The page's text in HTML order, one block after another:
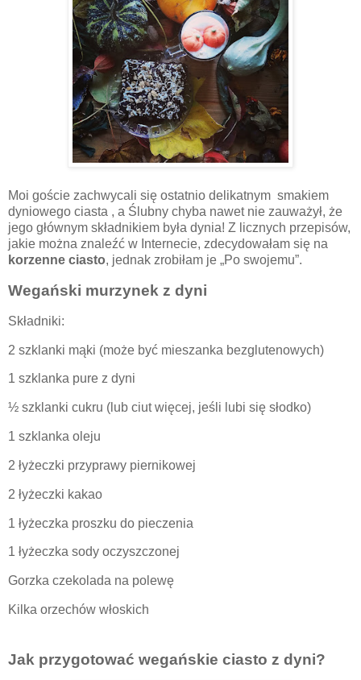
Moi goście zachwycali się ostatnio delikatnym smakiem
dyniowego ciasta , a Ślubny chyba nawet nie zauważył, że
jego głównym składnikiem była dynia! Z licznych przepisów,
jakie można znaleźć w Internecie, zdecydowałam się na
korzenne ciasto, jednak zrobiłam je „Po swojemu”.
Wegański murzynek z dyni
Składniki:
2 szklanki mąki (może być mieszanka bezglutenowych)
1 szklanka pure z dyni
½ szklanki cukru (lub ciut więcej, jeśli lubi się słodko)
1 szklanka oleju
2 łyżeczki przyprawy piernikowej
2 łyżeczki kakao
1 łyżeczka proszku do pieczenia
1 łyżeczka sody oczyszczonej
Gorzka czekolada na polewę
Kilka orzechów włoskich
Jak przygotować wegańskie ciasto z dyni?